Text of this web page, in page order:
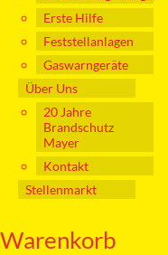
Erste Hilfe
Feststellanlagen
Gaswarngeräte
Über Uns
20 Jahre
Brandschutz
Mayer
Kontakt
Stellenmarkt
Warenkorb